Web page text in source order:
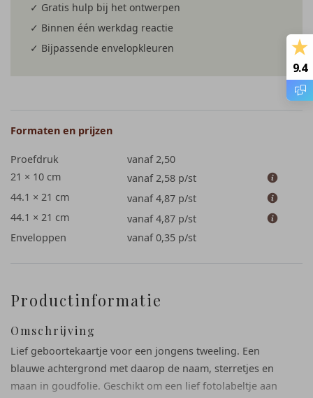
✓ Gratis hulp bij het ontwerpen
✓ Binnen één werkdag reactie
✓ Bijpassende envelopkleuren
Formaten en prijzen
Proefdruk
vanaf 2,50
21 × 10 cm
vanaf 2,58 p/st
44.1 × 21 cm
vanaf 4,87 p/st
44.1 × 21 cm
vanaf 4,87 p/st
Enveloppen
vanaf 0,35 p/st
Productinformatie
Omschrijving
Lief geboortekaartje voor een jongens tweeling. Een
blauwe achtergrond met daarop de naam, sterretjes en
maan in goudfolie. Geschikt om een lief fotolabeltje aan
9.4